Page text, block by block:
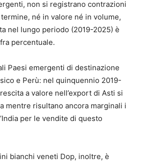
non si registrano contrazioni
né in valore né in volume,
nel lungo periodo (2019-2025) è
percentuale.
Paesi emergenti di destinazione
e Perù: nel quinquennio 2019-
a valore nell’export di Asti si
mentre risultano ancora marginali i
per le vendite di questo
bianchi veneti Dop, inoltre, è